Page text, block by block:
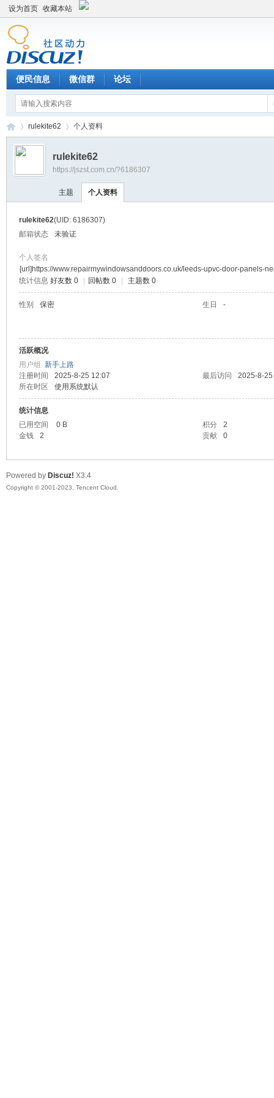
设为首页 收藏本站
便民信息 微信群 论坛
›
rulekite62 个人资料
rulekite62
https://jszst.com.cn/?6186307
主题 个人资料
rulekite62(UID: 6186307)
邮箱状态
未验证
个人签名
[url]https://www.repairmywindowsanddoors.co.uk/leeds-upvc-door-panels-
统计信息 好友数 0 回帖数 0 主题数 0
性别 保密 生日 -
活跃概况
用户组 新手上路
注册时间
2025-8-25 12:07 最后访问
2025-8-
所在时区
使用系统默认
统计信息
已用空间
0 B 积分
2
金钱
2 贡献 0
Powered by Discuz! X3.4
Copyright © 2001-2023, Tencent Cloud.